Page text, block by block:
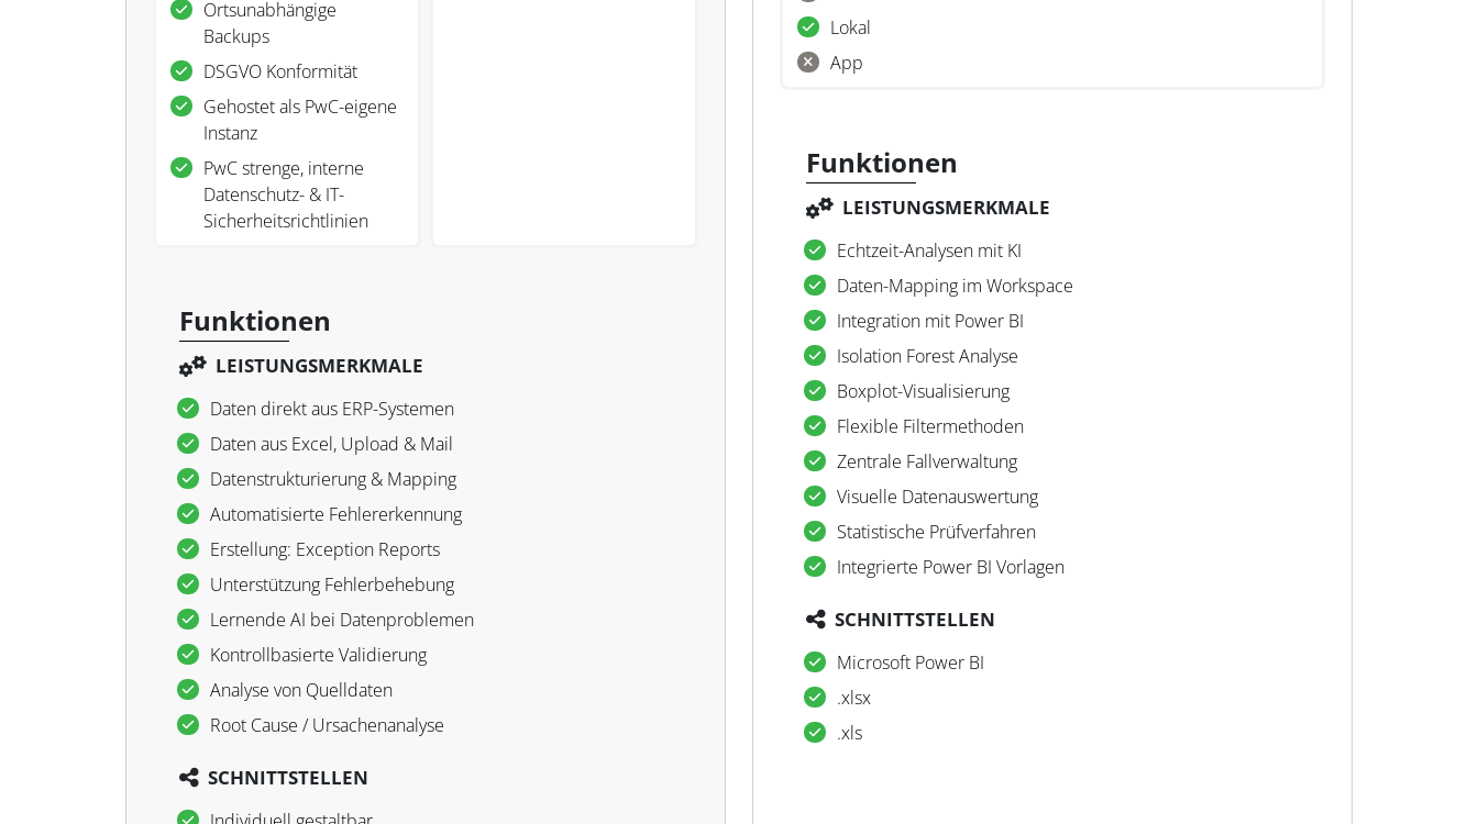
Ortsunabhängige
Backups
DSGVO Konformität
Gehostet als PwC-eigene
Instanz
PwC strenge, interne
Datenschutz- & IT-
Sicherheitsrichtlinien
Funktionen
LEISTUNGSMERKMALE
Daten direkt aus ERP-Systemen
Daten aus Excel, Upload & Mail
Datenstrukturierung & Mapping
Automatisierte Fehlererkennung
Erstellung: Exception Reports
Unterstützung Fehlerbehebung
Lernende AI bei Datenproblemen
Kontrollbasierte Validierung
Analyse von Quelldaten
Root Cause / Ursachenanalyse
SCHNITTSTELLEN
Lokal
App
Funktionen
LEISTUNGSMERKMALE
Echtzeit-Analysen mit KI
Daten-Mapping im Workspace
Integration mit Power BI
Isolation Forest Analyse
Boxplot-Visualisierung
Flexible Filtermethoden
Zentrale Fallverwaltung
Visuelle Datenauswertung
Statistische Prüfverfahren
Integrierte Power BI Vorlagen
SCHNITTSTELLEN
Microsoft Power BI
.xlsx
.xls